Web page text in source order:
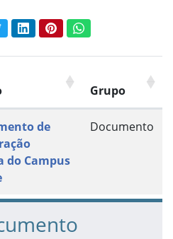
conteúdo:
TwitterLinkedInPinterestWhatsApp
Grupo
de
do Campus
Documento